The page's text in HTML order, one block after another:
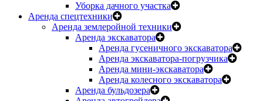
Уборка дачного участка
Аренда спецтехники
Аренда землеройной техники
Аренда экскаватора
Аренда гусеничного экскаватора
Аренда экскаватора-погрузчика
Аренда мини-экскаватора
Аренда колесного экскаватора
Аренда бульдозера